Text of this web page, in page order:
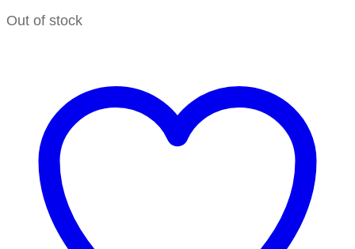
Out of stock